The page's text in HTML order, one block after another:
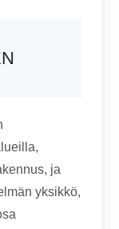
ja
yksikkö,